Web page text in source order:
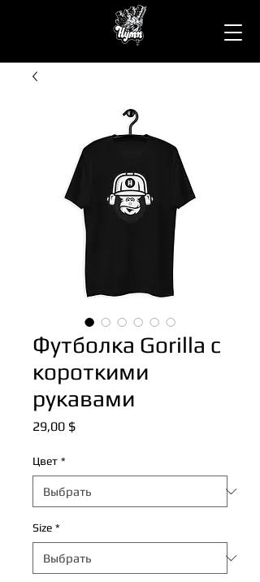
Футболка Gorilla с
короткими
рукавами
29,00 $Цена
Цвет *
Size *